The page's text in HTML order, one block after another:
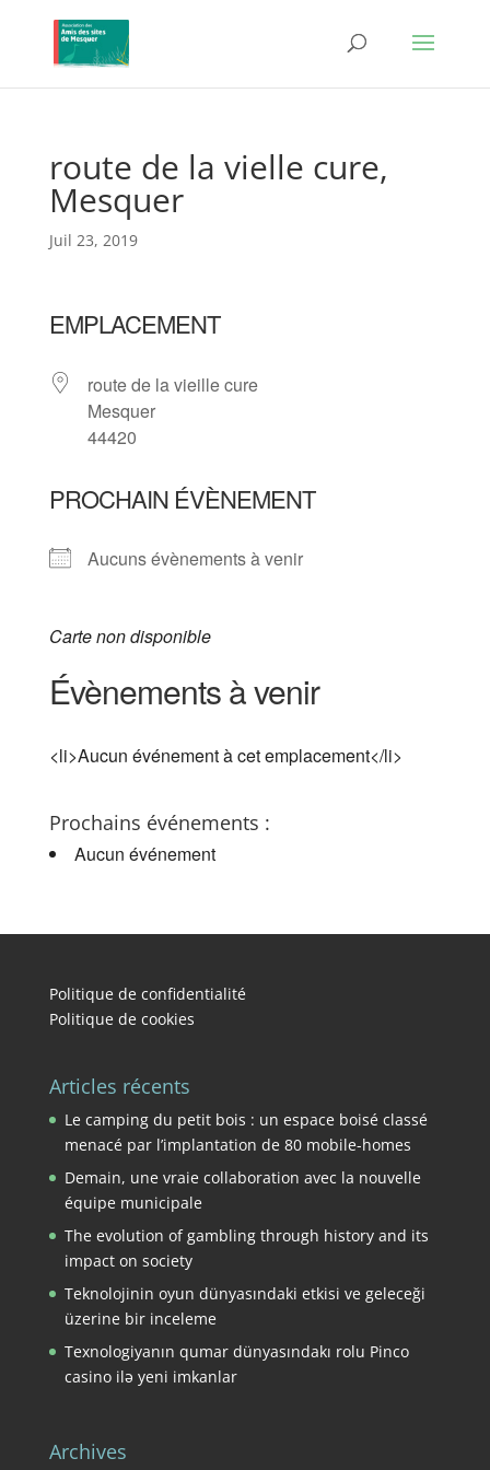
route de la vielle cure,
Mesquer
Juil 23, 2019
EMPLACEMENT
route de la vieille cure
Mesquer
44420
PROCHAIN ÉVÈNEMENT
Aucuns évènements à venir
Carte non disponible
Évènements à venir
<li>Aucun événement à cet emplacement</li>
Prochains événements :
Aucun événement
Politique de confidentialité
Politique de cookies
Articles récents
Le camping du petit bois : un espace boisé classé
menacé par l’implantation de 80 mobile-homes
Demain, une vraie collaboration avec la nouvelle
équipe municipale
The evolution of gambling through history and its
impact on society
Teknolojinin oyun dünyasındaki etkisi ve geleceği
üzerine bir inceleme
Texnologiyanın qumar dünyasındakı rolu Pinco
casino ilə yeni imkanlar
Archives